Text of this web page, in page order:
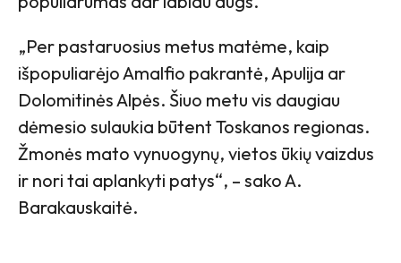
„Per pastaruosius metus matėme, kaip
išpopuliarėjo Amalfio pakrantė, Apulija ar
Dolomitinės Alpės. Šiuo metu vis daugiau
dėmesio sulaukia būtent Toskanos regionas.
Žmonės mato vynuogynų, vietos ūkių vaizdus
ir nori tai aplankyti patys“, – sako A.
Barakauskaitė.